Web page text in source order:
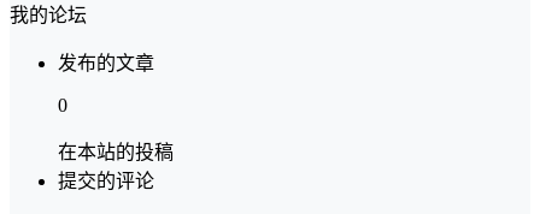
我的论坛
发布的文章
0
在本站的投稿
提交的评论